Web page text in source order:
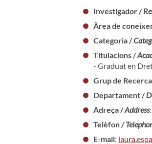
Investigador /
Àrea de
Categoria /
Titulacions /
- Graduat en
Grup de
Departament /
Adreça /Address
Telèfon /
E-mail: